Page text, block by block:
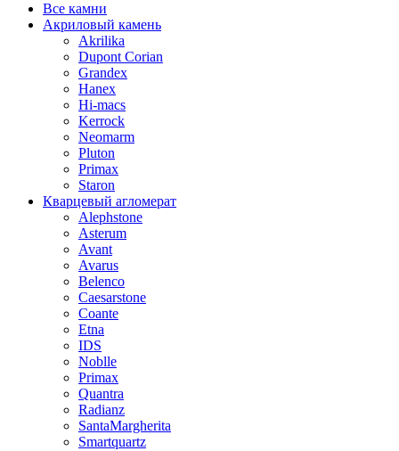
Все камни
Акриловый камень
Akrilika
Dupont Corian
Grandex
Hanex
Hi-macs
Kerrock
Neomarm
Pluton
Primax
Staron
Кварцевый агломерат
Alephstone
Asterum
Avant
Avarus
Belenco
Caesarstone
Coante
Etna
IDS
Noblle
Primax
Quantra
Radianz
SantaMargherita
Smartquartz